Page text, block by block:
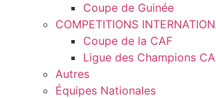
Coupe de Guinée
COMPETITIONS
Coupe de la CAF
Ligue des Champions
Autres
Équipes Nationales